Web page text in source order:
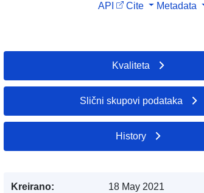
API Cite Metadata
Kvaliteta
Slični skupovi podataka
History
Kreirano: 18 May 2021